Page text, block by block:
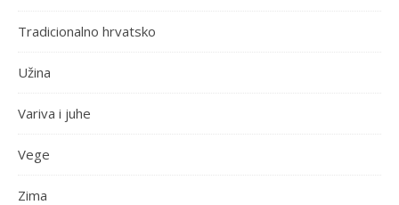
Tradicionalno hrvatsko
Užina
Variva i juhe
Vege
Zima